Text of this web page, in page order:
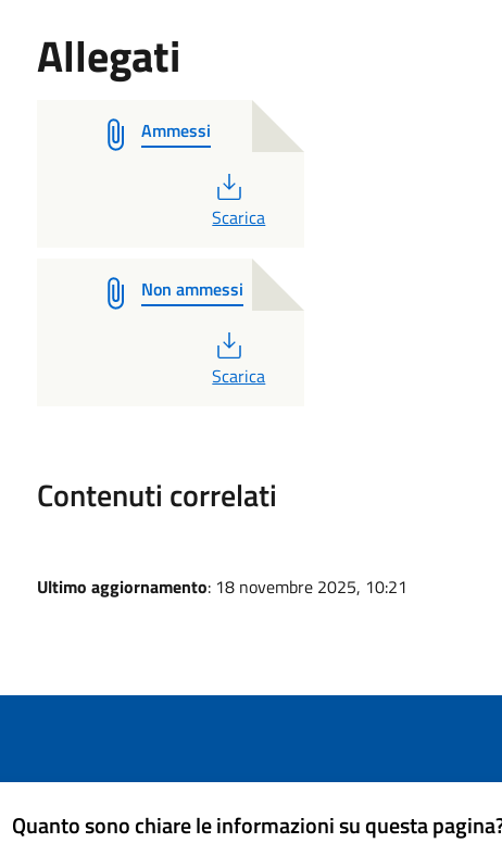
Allegati
Ammessi
PDF
Scarica
Non ammessi
PDF
Scarica
Contenuti correlati
Ultimo aggiornamento: 18 novembre 2025, 10:21
Quanto sono chiare le informazioni su questa